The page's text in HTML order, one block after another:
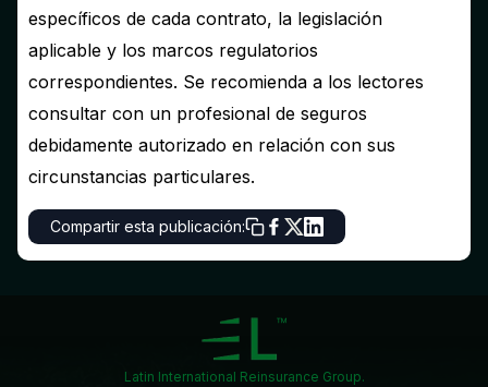
específicos de cada contrato, la legislación
aplicable y los marcos regulatorios
correspondientes. Se recomienda a los lectores
consultar con un profesional de seguros
debidamente autorizado en relación con sus
circunstancias particulares.
Compartir esta publicación:
Latin International Reinsurance Group.